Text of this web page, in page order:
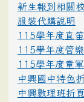
新生報到相關
服裝代購說明
115學年度直
115學年度管
115學年度童
中興國中特色
中興數理班折頁